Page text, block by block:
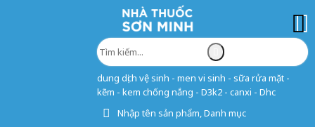
dung dịch vệ sinh - men vi sinh - sữa rửa mặt -
kẽm - kem chống nắng - D3k2 - canxi - Dhc
Nhập tên sản phẩm, Danh mục